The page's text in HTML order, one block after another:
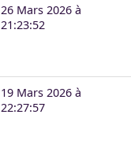
26 Mars 2026 à
21:23:52
19 Mars 2026 à
22:27:57